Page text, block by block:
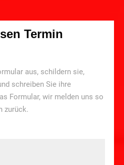
Termin
aus, schildern sie,
schreiben Sie ihre
Formular, wir melden uns so
zurück.